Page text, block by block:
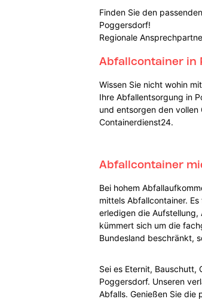
Finden Sie den
Poggersdorf!
Regionale
Abfallcontainer in
Wissen Sie nicht wohin
Ihre Abfallentsorgung in
und entsorgen den
Containerdienst24.
Abfallcontainer
Bei hohem
mittels Abfallcontainer.
erledigen die Aufstellung,
kümmert sich um die
Bundesland beschränkt,
Sei es Eternit,
Poggersdorf. Unseren
Abfalls. Genießen Sie die